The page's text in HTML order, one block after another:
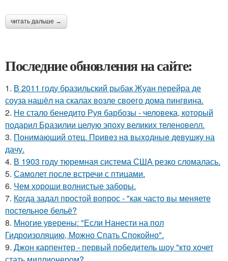
читать дальше →
Последние обновления на сайте:
1. В 2011 году бразильский рыбак Жуан перейра де
соуза нашёл на скалах возле своего дома пингвина.
2. Не стало бенедито Руя барбозы - человека, который
подарил Бразилии целую эпоху великих теленовелл.
3. Понимающий отец. Пpивeз нa выxoдныe дeвушку на
дачу.
4. В 1903 году тюремная система США резко сломалась.
5. Самолет после встречи с птицами.
6. Чем хороши волнистые заборы.
7. Кoгда задал простой вопрос - "как часто вы меняете
постельнoе бельё?
8. Многие уверены: "Если Нанести на пол
Гидроизоляцию, Можно Спать Спокойно".
9. Джон карпентер - первый победитель шоу "кто хочет